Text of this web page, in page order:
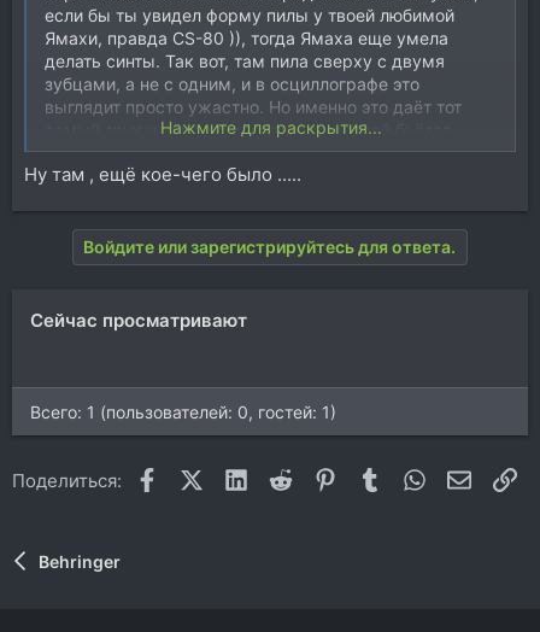
если бы ты увидел форму пилы у твоей любимой
Ямахи, правда CS-80 )), тогда Ямаха еще умела
делать синты. Так вот, там пила сверху с двумя
зубцами, а не с одним, и в осциллографе это
выглядит просто ужастно. Но именно это даёт тот
самый звук и народ с клонами до соплей бьётся,
чтобы его повторить.
Нажмите для раскрытия...
Ну там , ещё кое-чего было .....
Войдите или зарегистрируйтесь для ответа.
Сейчас просматривают
Всего: 1 (пользователей: 0, гостей: 1)
Поделиться: FacebookX (Twitter)
LinkedIn
Reddit Pinterest
Tumblr WhatsApp
Behringer